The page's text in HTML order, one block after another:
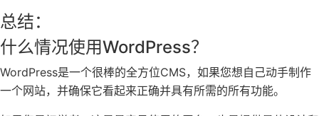
总结：
什么情况使用WordPress？
WordPress是一个很棒的全方位CMS，如果您想自己动手制作
一个网站，并确保它看起来正确并具有所需的所有功能。